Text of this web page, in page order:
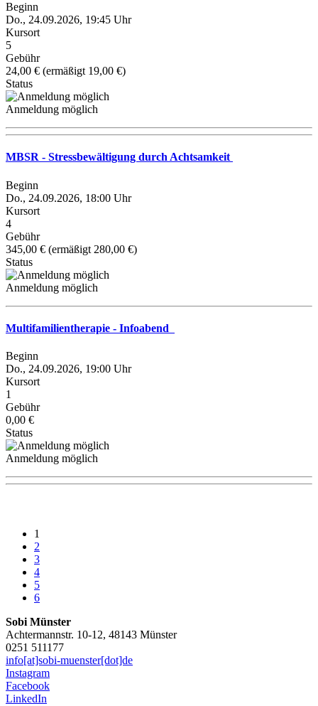
Beginn
Do., 24.09.2026, 19:45 Uhr
Kursort
5
Gebühr
24,00 € (ermäßigt 19,00 €)
Status
Anmeldung möglich
MBSR - Stressbewältigung durch Achtsamkeit
Beginn
Do., 24.09.2026, 18:00 Uhr
Kursort
4
Gebühr
345,00 € (ermäßigt 280,00 €)
Status
Anmeldung möglich
Multifamilientherapie - Infoabend
Beginn
Do., 24.09.2026, 19:00 Uhr
Kursort
1
Gebühr
0,00 €
Status
Anmeldung möglich
1
2
3
4
5
6
Sobi Münster
Achtermannstr. 10-12, 48143 Münster
0251 511177
info[at]sobi-muenster[dot]de
Instagram
Facebook
LinkedIn